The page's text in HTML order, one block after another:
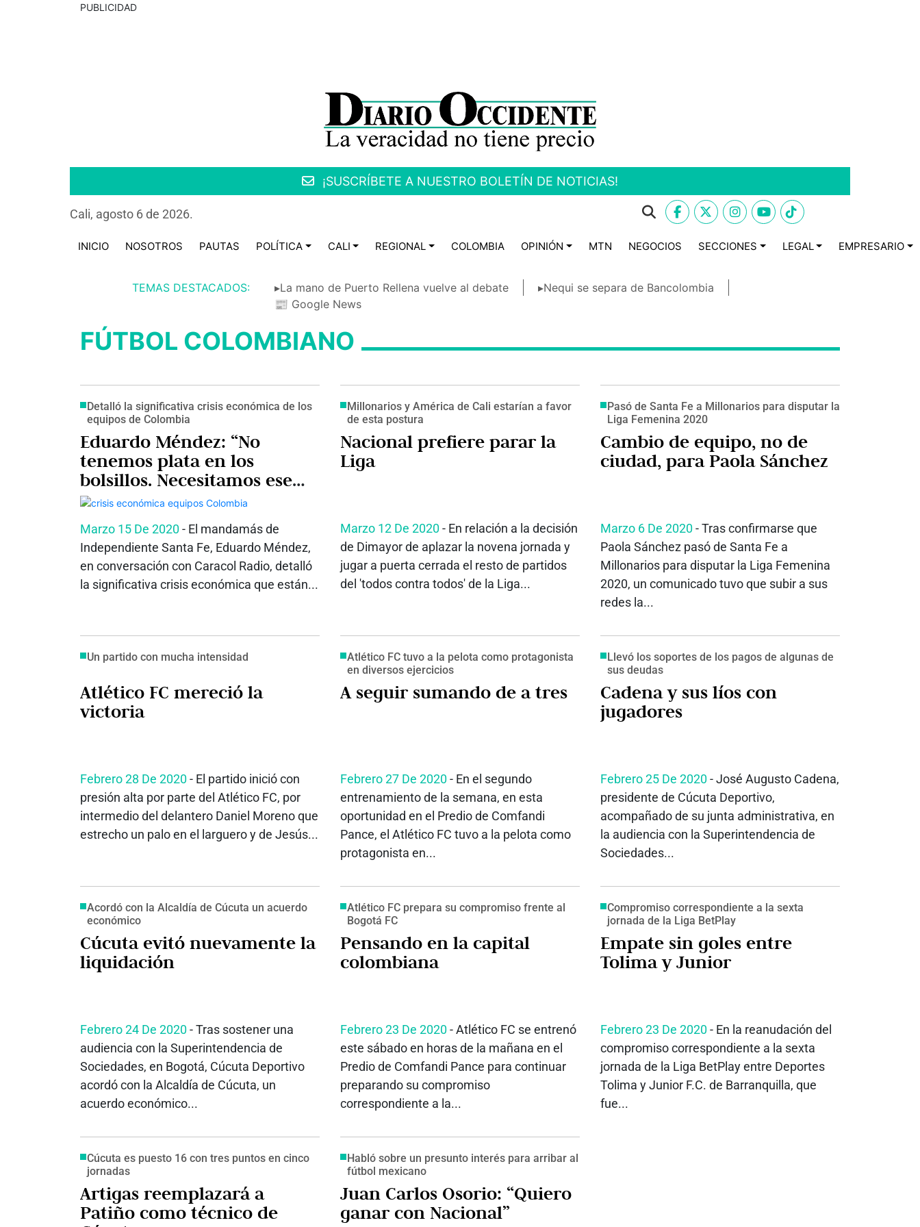
PUBLICIDAD
¡SUSCRÍBETE A NUESTRO BOLETÍN DE NOTICIAS!
Cali, agosto 6 de 2026.
INICIO NOSOTROS PAUTAS POLÍTICA CALI REGIONAL COLOMBIA OPINIÓN MTN NEGOCIOS SECCIONES LEGAL EMPRESARIO
TEMAS DESTACADOS: ▸La mano de Puerto Rellena vuelve al debate
▸Nequi se separa de Bancolombia
📰 Google News
FÚTBOL COLOMBIANO
Detalló la significativa crisis económica de los
equipos de Colombia
Eduardo Méndez: “No
tenemos plata en los
bolsillos. Necesitamos ese
dinero”
Marzo 15 De 2020- El mandamás de
Independiente Santa Fe, Eduardo Méndez,
en conversación con Caracol Radio, detalló
la significativa crisis económica que están...
Millonarios y América de Cali estarían a favor
de esta postura
Nacional prefiere parar la
Liga
Marzo 12 De 2020- En relación a la decisión
de Dimayor de aplazar la novena jornada y
jugar a puerta cerrada el resto de partidos
del 'todos contra todos' de la Liga...
Pasó de Santa Fe a Millonarios para disputar la
Liga Femenina 2020
Cambio de equipo, no de
ciudad, para Paola Sánchez
Marzo 6 De 2020- Tras confirmarse que
Paola Sánchez pasó de Santa Fe a
Millonarios para disputar la Liga Femenina
2020, un comunicado tuvo que subir a sus
redes la...
Un partido con mucha intensidad
Atlético FC mereció la
victoria
Febrero 28 De 2020- El partido inició con
presión alta por parte del Atlético FC, por
intermedio del delantero Daniel Moreno que
estrecho un palo en el larguero y de Jesús...
Atlético FC tuvo a la pelota como protagonista
en diversos ejercicios
A seguir sumando de a tres
Febrero 27 De 2020- En el segundo
entrenamiento de la semana, en esta
oportunidad en el Predio de Comfandi
Pance, el Atlético FC tuvo a la pelota como
protagonista en...
Llevó los soportes de los pagos de algunas de
sus deudas
Cadena y sus líos con
jugadores
Febrero 25 De 2020- José Augusto Cadena,
presidente de Cúcuta Deportivo,
acompañado de su junta administrativa, en
la audiencia con la Superintendencia de
Sociedades...
Acordó con la Alcaldía de Cúcuta un acuerdo
económico
Cúcuta evitó nuevamente la
liquidación
Febrero 24 De 2020- Tras sostener una
audiencia con la Superintendencia de
Sociedades, en Bogotá, Cúcuta Deportivo
acordó con la Alcaldía de Cúcuta, un
acuerdo económico...
Atlético FC prepara su compromiso frente al
Bogotá FC
Pensando en la capital
colombiana
Febrero 23 De 2020- Atlético FC se entrenó
este sábado en horas de la mañana en el
Predio de Comfandi Pance para continuar
preparando su compromiso
correspondiente a la...
Compromiso correspondiente a la sexta
jornada de la Liga BetPlay
Empate sin goles entre
Tolima y Junior
Febrero 23 De 2020- En la reanudación del
compromiso correspondiente a la sexta
jornada de la Liga BetPlay entre Deportes
Tolima y Junior F.C. de Barranquilla, que
fue...
Cúcuta es puesto 16 con tres puntos en cinco
jornadas
Artigas reemplazará a
Patiño como técnico de
Habló sobre un presunto interés para arribar al
fútbol mexicano
Juan Carlos Osorio: “Quiero
ganar con Nacional”